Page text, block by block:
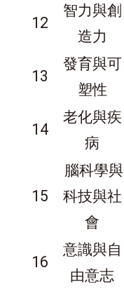
12
智力與創
造力
13
發育與可
塑性
14
老化與疾
病
15
腦科學與
科技與社
會
16
意識與自
由意志